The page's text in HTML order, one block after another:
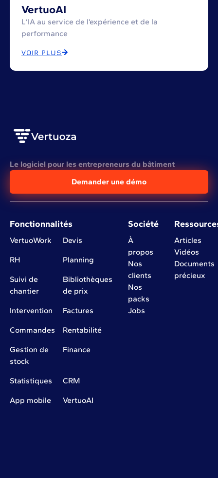
VertuoAI
L’IA au service de l’expérience et de la
performance
VOIR PLUS
Le logiciel pour les entrepreneurs du bâtiment
Demander une démo
Fonctionnalités
VertuoWork Devis
RH Planning
Suivi de
chantier
Bibliothèques
de prix
Intervention Factures
Commandes Rentabilité
Gestion de
stock
Finance
Statistiques CRM
App mobile VertuoAI
Société
À
propos
Nos
clients
Nos
packs
Jobs
Articles
Vidéos
Documents
précieux